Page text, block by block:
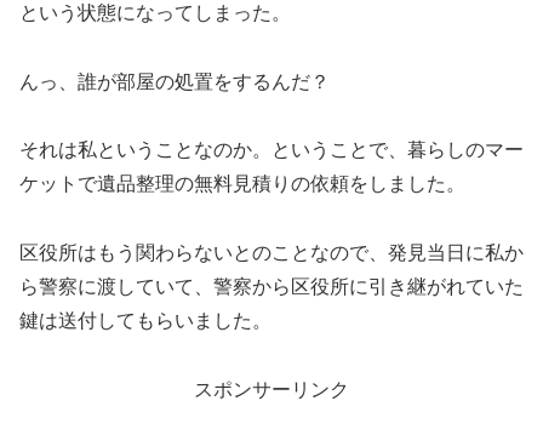
という状態になってしまった。
んっ、誰が部屋の処置をするんだ？
それは私ということなのか。ということで、暮らしのマー
ケットで遺品整理の無料見積りの依頼をしました。
区役所はもう関わらないとのことなので、発見当日に私か
ら警察に渡していて、警察から区役所に引き継がれていた
鍵は送付してもらいました。
スポンサーリンク